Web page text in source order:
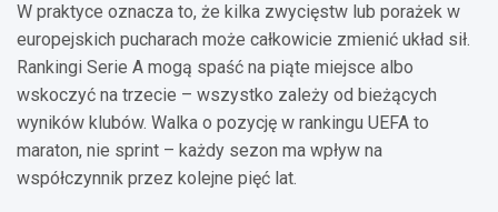
W praktyce oznacza to, że kilka zwycięstw lub porażek w
europejskich pucharach może całkowicie zmienić układ sił.
Rankingi Serie A mogą spaść na piąte miejsce albo
wskoczyć na trzecie – wszystko zależy od bieżących
wyników klubów. Walka o pozycję w rankingu UEFA to
maraton, nie sprint – każdy sezon ma wpływ na
współczynnik przez kolejne pięć lat.